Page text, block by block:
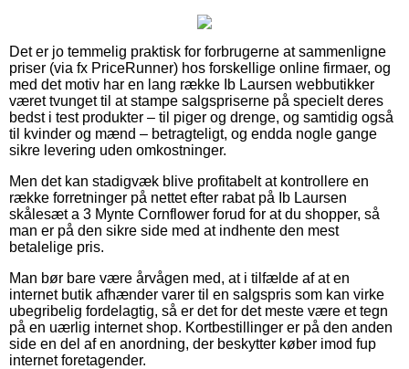
Det er jo temmelig praktisk for forbrugerne at sammenligne
priser (via fx PriceRunner) hos forskellige online firmaer, og
med det motiv har en lang række Ib Laursen webbutikker
været tvunget til at stampe salgspriserne på specielt deres
bedst i test produkter – til piger og drenge, og samtidig også
til kvinder og mænd – betragteligt, og endda nogle gange
sikre levering uden omkostninger.
Men det kan stadigvæk blive profitabelt at kontrollere en
række forretninger på nettet efter rabat på Ib Laursen
skålesæt a 3 Mynte Cornflower forud for at du shopper, så
man er på den sikre side med at indhente den mest
betalelige pris.
Man bør bare være årvågen med, at i tilfælde af at en
internet butik afhænder varer til en salgspris som kan virke
ubegribelig fordelagtig, så er det for det meste være et tegn
på en uærlig internet shop. Kortbestillinger er på den anden
side en del af en anordning, der beskytter køber imod fup
internet foretagender.